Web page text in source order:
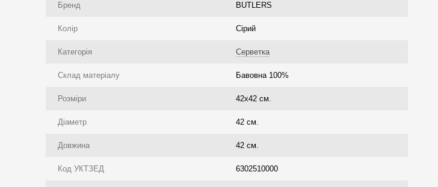
Бренд BUTLERS
Колір Сірий
Категорія Серветка
Склад матеріалу Бавовна 100%
Розміри 42x42 см.
Діаметр 42 см.
Довжина 42 см.
Код УКТЗЕД 6302510000